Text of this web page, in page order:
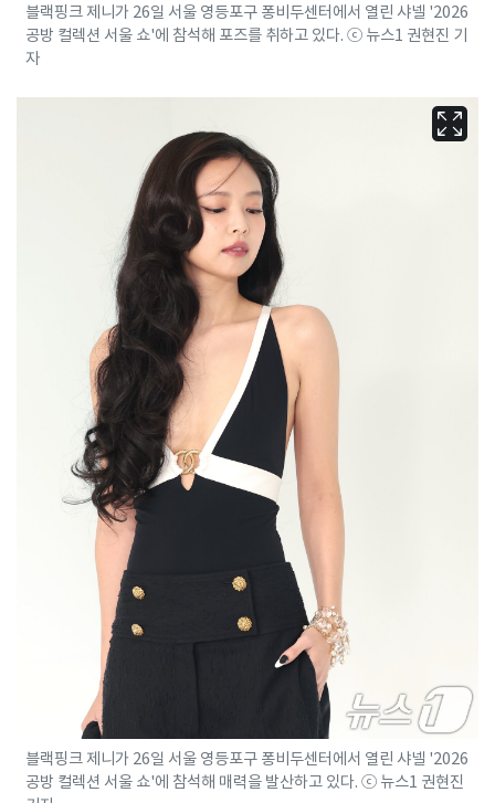
블랙핑크 제니가 26일 서울 영등포구 퐁비두센터에서 열린 샤넬 '2026
공방 컬렉션 서울 쇼'에 참석해 포즈를 취하고 있다. ⓒ 뉴스1 권현진 기
자
블랙핑크 제니가 26일 서울 영등포구 퐁비두센터에서 열린 샤넬 '2026
공방 컬렉션 서울 쇼'에 참석해 매력을 발산하고 있다. ⓒ 뉴스1 권현진